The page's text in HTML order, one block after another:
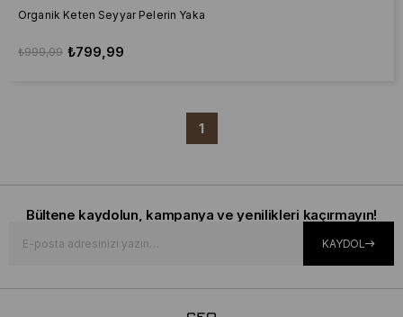
Organik Keten Seyyar Pelerin Yaka
₺799,99
₺999,99
1
Bültene kaydolun, kampanya ve yenilikleri kaçırmayın!
KAYDOL